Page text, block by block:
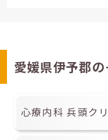
愛媛県伊予郡
心療内科 兵頭ク